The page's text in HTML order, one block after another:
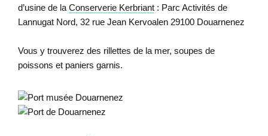
d’usine de la Conserverie Kerbriant: Parc Activités de
Lannugat Nord, 32 rue Jean Kervoalen 29100 Douarnenez
Vous y trouverez des rillettes de la mer, soupes de
poissons et paniers garnis.